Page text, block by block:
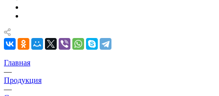
Главная
—
Продукция
—